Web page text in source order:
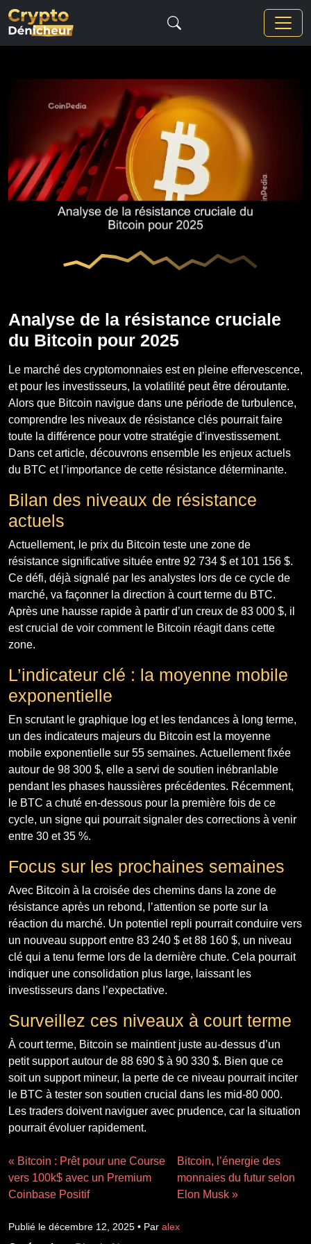
Analyse de la résistance cruciale
du Bitcoin pour 2025
Le marché des cryptomonnaies est en pleine effervescence,
et pour les investisseurs, la volatilité peut être déroutante.
Alors que Bitcoin navigue dans une période de turbulence,
comprendre les niveaux de résistance clés pourrait faire
toute la différence pour votre stratégie d’investissement.
Dans cet article, découvrons ensemble les enjeux actuels
du BTC et l’importance de cette résistance déterminante.
Bilan des niveaux de résistance
actuels
Actuellement, le prix du Bitcoin teste une zone de
résistance significative située entre 92 734 $ et 101 156 $.
Ce défi, déjà signalé par les analystes lors de ce cycle de
marché, va façonner la direction à court terme du BTC.
Après une hausse rapide à partir d’un creux de 83 000 $, il
est crucial de voir comment le Bitcoin réagit dans cette
zone.
L’indicateur clé : la moyenne mobile
exponentielle
En scrutant le graphique log et les tendances à long terme,
un des indicateurs majeurs du Bitcoin est la moyenne
mobile exponentielle sur 55 semaines. Actuellement fixée
autour de 98 300 $, elle a servi de soutien inébranlable
pendant les phases haussières précédentes. Récemment,
le BTC a chuté en-dessous pour la première fois de ce
cycle, un signe qui pourrait signaler des corrections à venir
entre 30 et 35 %.
Focus sur les prochaines semaines
Avec Bitcoin à la croisée des chemins dans la zone de
résistance après un rebond, l’attention se porte sur la
réaction du marché. Un potentiel repli pourrait conduire vers
un nouveau support entre 83 240 $ et 88 160 $, un niveau
clé qui a tenu ferme lors de la dernière chute. Cela pourrait
indiquer une consolidation plus large, laissant les
investisseurs dans l’expectative.
Surveillez ces niveaux à court terme
À court terme, Bitcoin se maintient juste au-dessus d’un
petit support autour de 88 690 $ à 90 330 $. Bien que ce
soit un support mineur, la perte de ce niveau pourrait inciter
le BTC à tester son soutien crucial dans les mid-80 000.
Les traders doivent naviguer avec prudence, car la situation
pourrait évoluer rapidement.
« Bitcoin : Prêt pour une Course
vers 100k$ avec un Premium
Coinbase Positif
Bitcoin, l’énergie des
monnaies du futur selon
Elon Musk »
Publié le décembre 12, 2025 • Par alex